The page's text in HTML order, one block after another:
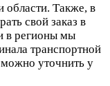
области. Также, в
свой заказ в
в регионы мы
транспортной
уточнить у